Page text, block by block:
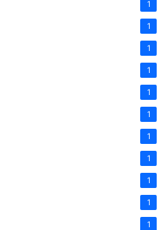
1
1
1
1
1
1
1
1
1
1
1